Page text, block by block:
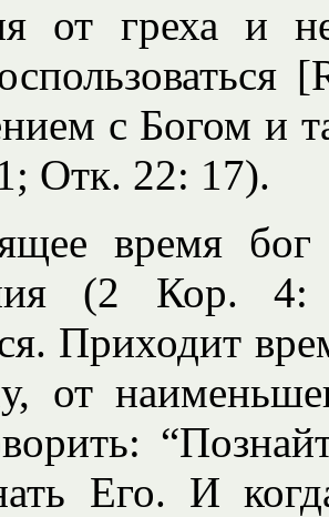
от греха и
с Богом и
Отк. 22: 17).
время бог
(2 Кор. 4:
Приходит
от
Его. И